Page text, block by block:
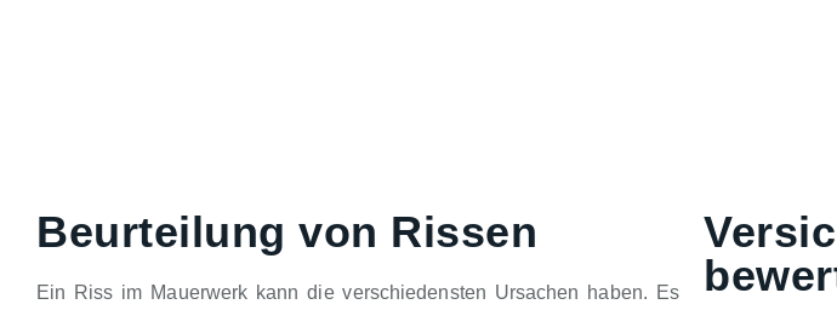
Beurteilung von Rissen
Ein Riss im Mauerwerk kann die verschiedensten Ursachen haben. Es